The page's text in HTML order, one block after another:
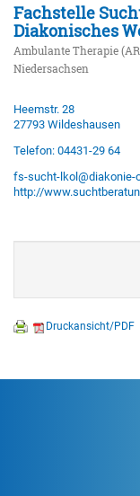
Fachstelle
Diakonisches
Ambulante Therapie
Niedersachsen
Heemstr. 28
27793 Wildeshausen
Telefon: 04431-29 64
fs-sucht-lkol@diakonie-
http://
Druckansicht/PDF